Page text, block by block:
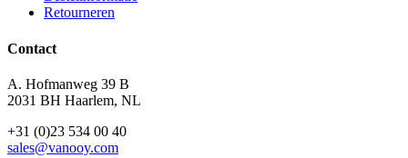
Retourneren
Contact
A. Hofmanweg 39 B
2031 BH Haarlem, NL
+31 (0)23 534 00 40
sales@vanooy.com